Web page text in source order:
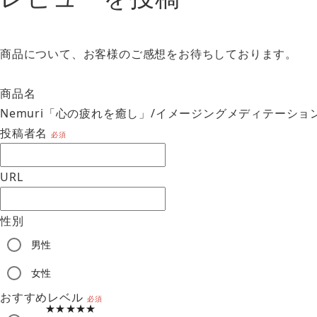
商品について、お客様のご感想をお待ちしております。
商品名
Nemuri「心の疲れを癒し」/イメージングメディテーショ
投稿者名
必須
URL
性別
男性
女性
おすすめレベル 必須
★★★★★